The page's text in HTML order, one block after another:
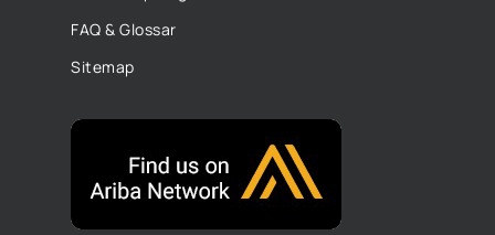
FAQ & Glossar
Sitemap